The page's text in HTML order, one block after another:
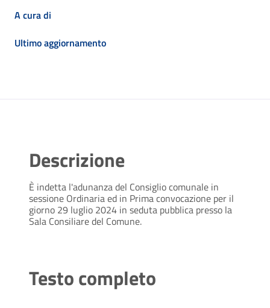
A cura di
Ultimo aggiornamento
Descrizione
È indetta l'adunanza del Consiglio comunale in
sessione Ordinaria ed in Prima convocazione per il
giorno 29 luglio 2024 in seduta pubblica presso la
Sala Consiliare del Comune.
Testo completo